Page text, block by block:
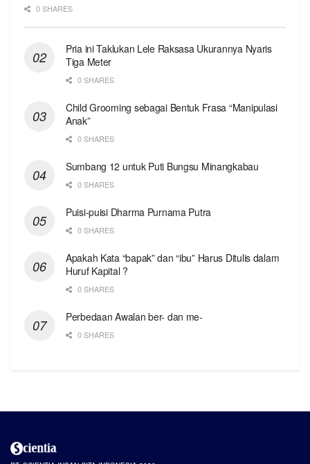
0 SHARES
Pria ini Taklukan Lele Raksasa Ukurannya Nyaris
Tiga Meter
0 SHARES
Child Grooming sebagai Bentuk Frasa “Manipulasi
Anak”
0 SHARES
Sumbang 12 untuk Puti Bungsu Minangkabau
0 SHARES
Puisi-puisi Dharma Purnama Putra
0 SHARES
Apakah Kata “bapak” dan “ibu” Harus Ditulis dalam
Huruf Kapital ?
0 SHARES
Perbedaan Awalan ber- dan me-
0 SHARES